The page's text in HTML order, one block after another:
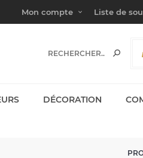
Mon compte Liste de
DÉCORATION